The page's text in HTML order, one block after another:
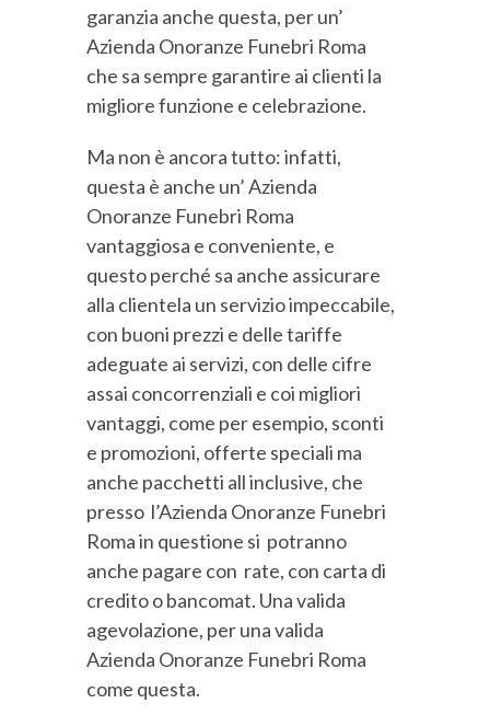
garanzia anche questa, per un’
Azienda Onoranze Funebri Roma
che sa sempre garantire ai clienti la
migliore funzione e celebrazione.
Ma non è ancora tutto: infatti,
questa è anche un’ Azienda
Onoranze Funebri Roma
vantaggiosa e conveniente, e
questo perché sa anche assicurare
alla clientela un servizio impeccabile,
con buoni prezzi e delle tariffe
adeguate ai servizi, con delle cifre
assai concorrenziali e coi migliori
vantaggi, come per esempio, sconti
e promozioni, offerte speciali ma
anche pacchetti all inclusive, che
presso l’Azienda Onoranze Funebri
Roma in questione si potranno
anche pagare con rate, con carta di
credito o bancomat. Una valida
agevolazione, per una valida
Azienda Onoranze Funebri Roma
come questa.